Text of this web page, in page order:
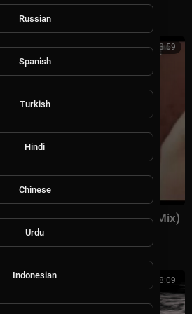
3:59
The Way It Goes (Extended Mix)
00:08:09
Russian
Spanish
Turkish
Hindi
Chinese
Urdu
Indonesian